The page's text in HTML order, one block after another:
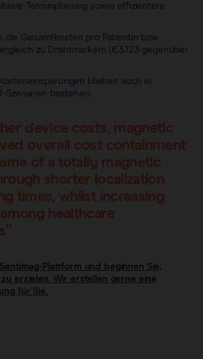
Terminplanung sowie effizientere
Gesamtkosten pro Patientin bzw.
zu Drahtmarkern (€3.123 gegenüber
blieben auch in
Szenarien bestehen.
device costs, magnetic
overall cost containment
of a totally magnetic
shorter localization
times, whilst increasing
healthcare
Plattform und beginnen Sie,
erzielen. Wir erstellen gerne eine
für Sie.